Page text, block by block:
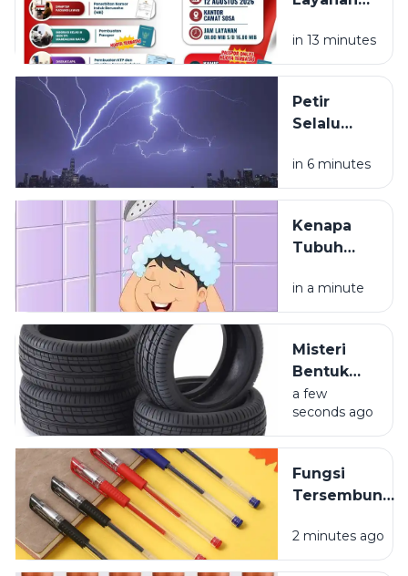
Pajak Dan
Paspor
Warga
Sosa
in 13 minutes
Petir
Selalu
Lebih Dulu
daripada
in 6 minutes
Kenapa
Tubuh
Ringan
Setelah
in a minute
Misteri
Bentuk
Ban
Kendaraan
yang
Dipikirkan
a few
seconds ago
Fungsi
Tersembunyi
pada Tutup
Pulpen
2 minutes ago